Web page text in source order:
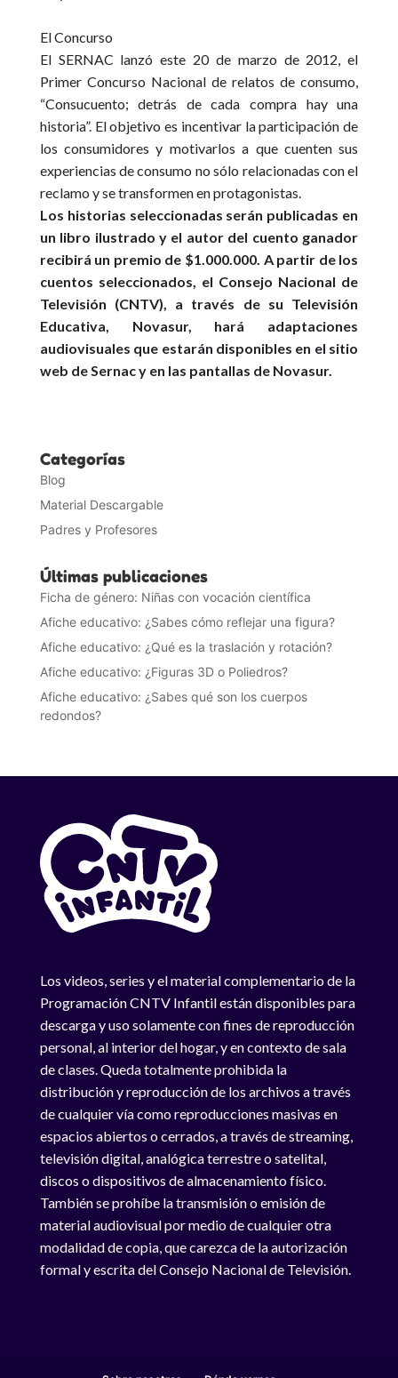
El Concurso
El SERNAC lanzó este 20 de marzo de 2012, el
Primer Concurso Nacional de relatos de consumo,
“Consucuento; detrás de cada compra hay una
historia”. El objetivo es incentivar la participación de
los consumidores y motivarlos a que cuenten sus
experiencias de consumo no sólo relacionadas con el
reclamo y se transformen en protagonistas.
Los historias seleccionadas serán publicadas en
un libro ilustrado y el autor del cuento ganador
recibirá un premio de $1.000.000. A partir de los
cuentos seleccionados, el Consejo Nacional de
Televisión (CNTV), a través de su Televisión
Educativa, Novasur, hará adaptaciones
audiovisuales que estarán disponibles en el sitio
web de Sernac y en las pantallas de Novasur.
Categorías
Blog
Material Descargable
Padres y Profesores
Últimas publicaciones
Ficha de género: Niñas con vocación científica
Afiche educativo: ¿Sabes cómo reflejar una figura?
Afiche educativo: ¿Qué es la traslación y rotación?
Afiche educativo: ¿Figuras 3D o Poliedros?
Afiche educativo: ¿Sabes qué son los cuerpos
redondos?
Los videos, series y el material complementario de la
Programación CNTV Infantil están disponibles para
descarga y uso solamente con fines de reproducción
personal, al interior del hogar, y en contexto de sala
de clases. Queda totalmente prohibida la
distribución y reproducción de los archivos a través
de cualquier vía como reproducciones masivas en
espacios abiertos o cerrados, a través de streaming,
televisión digital, analógica terrestre o satelital,
discos o dispositivos de almacenamiento físico.
También se prohíbe la transmisión o emisión de
material audiovisual por medio de cualquier otra
modalidad de copia, que carezca de la autorización
formal y escrita del Consejo Nacional de Televisión.